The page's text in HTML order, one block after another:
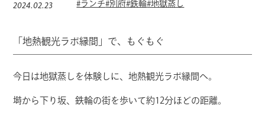
プライバシーポリシー
2024.02.23 #ランチ#別府#鉄輪#地獄蒸し
「地熱観光ラボ縁間」で、もぐもぐ
今日は地獄蒸しを体験しに、地熱観光ラボ縁間へ。
塒から下り坂、鉄輪の街を歩いて約12分ほどの距離。